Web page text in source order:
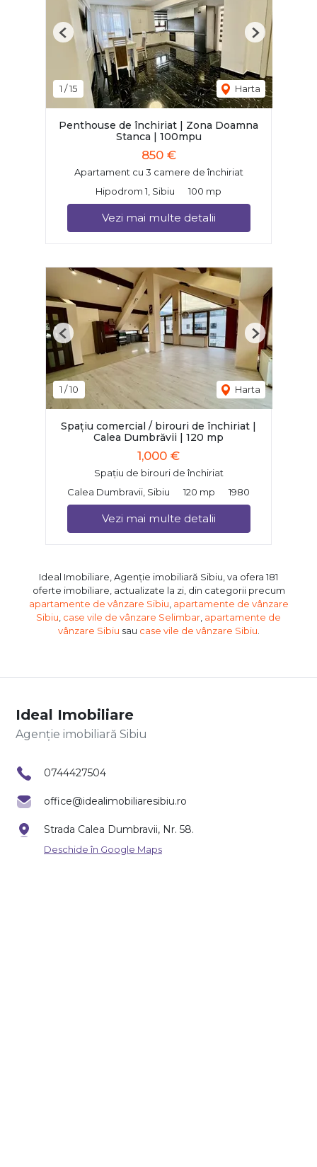
1 /15 Harta
Previous Next
Penthouse de închiriat | Zona Doamna
Stanca | 100mpu
850 €
Apartament cu 3 camere de închiriat
Hipodrom 1, Sibiu
100 mp
Vezi mai multe detalii
1 /10 Harta
Previous Next
Spațiu comercial / birouri de închiriat |
Calea Dumbrăvii | 120 mp
1,000 €
Spațiu de birouri de închiriat
Calea Dumbravii, Sibiu
120 mp 1980
Vezi mai multe detalii
Ideal Imobiliare, Agenție imobiliară Sibiu, va ofera 181
oferte imobiliare, actualizate la zi, din categorii precum
apartamente de vânzare Sibiu apartamente de vânzare
Sibiu case vile de vânzare Selimbar apartamente de
vânzare Sibiu sau case vile de vânzare Sibiu
Ideal Imobiliare
Agenție imobiliară Sibiu
0744427504
office@idealimobiliaresibiu.ro
Strada Calea Dumbravii, Nr. 58.
Deschide în Google Maps